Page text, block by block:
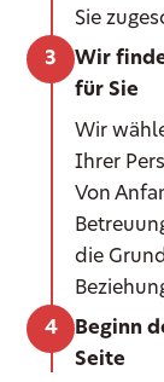
Sie
Wir
für Sie
Wir
Ihrer
Von
die
Beginn
Seite